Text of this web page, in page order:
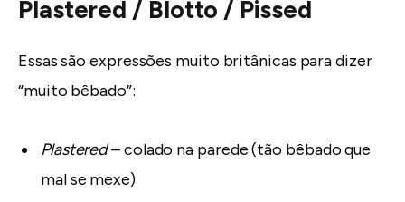
Plastered / Blotto / Pissed
Essas são expressões muito britânicas para dizer
“muito bêbado”:
Plastered– colado na parede (tão bêbado que
mal se mexe)